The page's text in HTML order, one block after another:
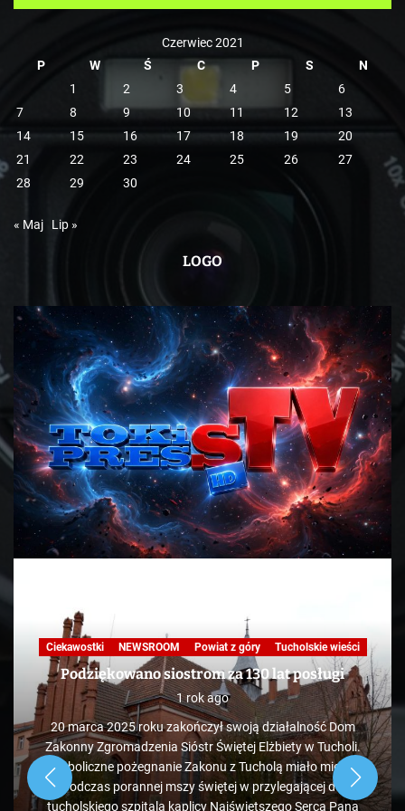
e
Czerwiec 2021
P
W Ś C P S
N
1
2 3 4 5
6
7
8 9 10 11 12
13
14
15 16 17 18 19
20
21
22 23 24 25 26
27
28
29 30
« Maj Lip »
LOGO
Ciekawostki NEWSROOM Powiat z góry Tucholskie wieści
Podziękowano siostrom za 130 lat posługi
1 rok ago
20 marca 2025 roku zakończył swoją działalność Dom
Zakonny Zgromadzenia Sióstr Świętej Elżbiety w Tucholi.
Symboliczne pożegnanie Zakonu z Tucholą miało miejsce
podczas porannej mszy świętej w przylegającej do
tucholskiego szpitala kaplicy Najświętszego Serca Pana